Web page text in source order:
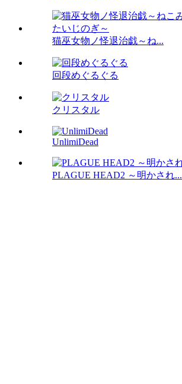
猫巫女物ノ怪退治戯～ね...
回段めぐるぐる
クリスタル
UnlimiDead
PLAGUE HEAD2 ～明かされ...